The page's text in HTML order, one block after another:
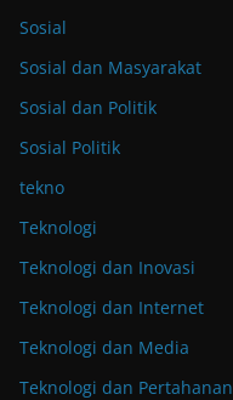
Sosial
Sosial dan Masyarakat
Sosial dan Politik
Sosial Politik
tekno
Teknologi
Teknologi dan Inovasi
Teknologi dan Internet
Teknologi dan Media
Teknologi dan Pertahanan